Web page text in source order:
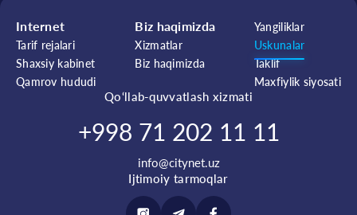
Internet
Tarif rejalari
Shaxsiy kabinet
Qamrov hududi
Biz haqimizda
Xizmatlar
Biz haqimizda
Yangiliklar
Uskunalar
Taklif
Maxfiylik siyosati
Qo‘llab-quvvatlash xizmati
+998 71 202 11 11
info@citynet.uz
Ijtimoiy tarmoqlar